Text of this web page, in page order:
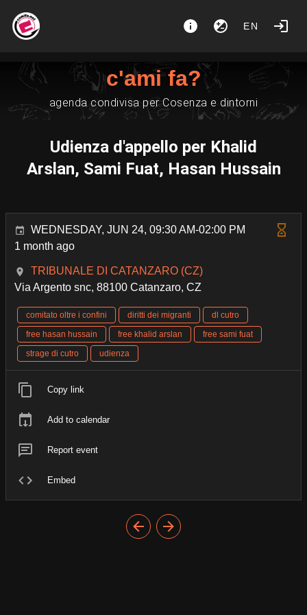
EN
c'ami fa?
agenda condivisa per Cosenza e dintorni
Udienza d'appello per Khalid
Arslan, Sami Fuat, Hasan Hussain
WEDNESDAY, JUN 24, 09:30 AM-02:00 PM
1 month ago
TRIBUNALE DI CATANZARO (CZ)
Via Argento snc, 88100 Catanzaro, CZ
comitato oltre i confini diritti dei migranti
dl cutro
free hasan hussain
free khalid arslan
free sami fuat
strage di cutro
udienza
Copy link
Add to calendar
Report event
Embed